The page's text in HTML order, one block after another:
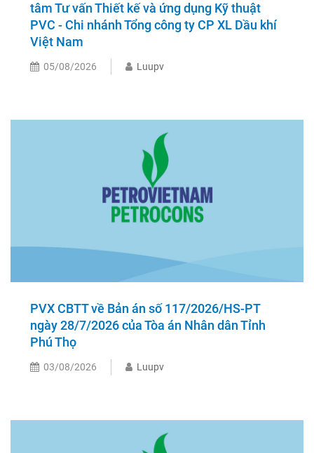
tâm Tư vấn Thiết kế và ứng dụng Kỹ thuật
PVC - Chi nhánh Tổng công ty CP XL Dầu khí
Việt Nam
05/08/2026 Luupv
PVX CBTT về Bản án số 117/2026/HS-PT
ngày 28/7/2026 của Tòa án Nhân dân Tỉnh
Phú Thọ
03/08/2026 Luupv